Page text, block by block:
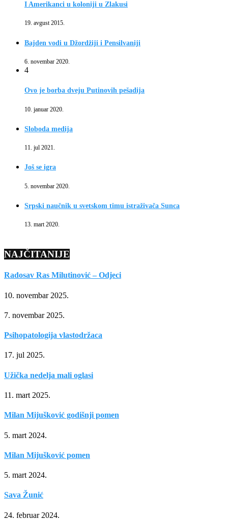
I Amerikanci u koloniji u Zlakusi
19. avgust 2015.
Bajden vodi u Džordžiji i Pensilvaniji
6. novembar 2020.
4
Ovo je borba dveju Putinovih pešadija
10. januar 2020.
Sloboda medija
11. jul 2021.
Još se igra
5. novembar 2020.
Srpski naučnik u svetskom timu istraživača Sunca
13. mart 2020.
NAJČITANIJE
Radosav Ras Milutinović – Odjeci
10. novembar 2025.
7. novembar 2025.
Psihopatologija vlastodržaca
17. jul 2025.
Užička nedelja mali oglasi
11. mart 2025.
Milan Mijušković godišnji pomen
5. mart 2024.
Milan Mijušković pomen
5. mart 2024.
Sava Žunić
24. februar 2024.